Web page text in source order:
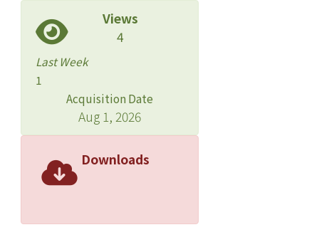
Views
4
Last Week
1
Acquisition Date
Aug 1, 2026
Downloads